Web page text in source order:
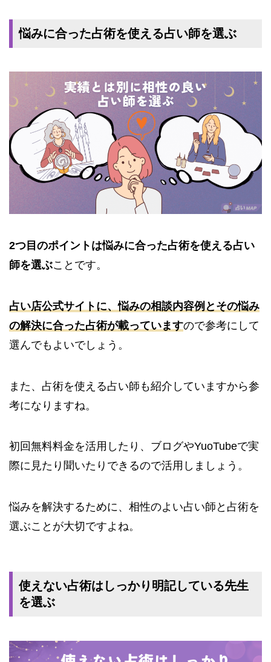
悩みに合った占術を使える占い師を選ぶ
2つ目のポイントは悩みに合った占術を使える占い
師を選ぶことです。
占い店公式サイトに、悩みの相談内容例とその悩み
の解決に合った占術が載っていますので参考にして
選んでもよいでしょう。
また、占術を使える占い師も紹介していますから参
考になりますね。
初回無料料金を活用したり、ブログやYuoTubeで実
際に見たり聞いたりできるので活用しましょう。
悩みを解決するために、相性のよい占い師と占術を
選ぶことが大切ですよね。
使えない占術はしっかり明記している先生
を選ぶ